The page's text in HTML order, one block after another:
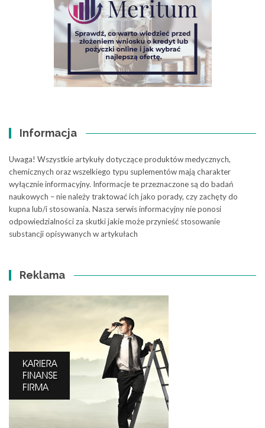
Informacja
Uwaga! Wszystkie artykuły dotyczące produktów medycznych,
chemicznych oraz wszelkiego typu suplementów mają charakter
wyłącznie informacyjny. Informacje te przeznaczone są do badań
naukowych – nie należy traktować ich jako porady, czy zachęty do
kupna lub/i stosowania. Nasza serwis informacyjny nie ponosi
odpowiedzialności za skutki jakie może przynieść stosowanie
substancji opisywanych w artykułach
Reklama